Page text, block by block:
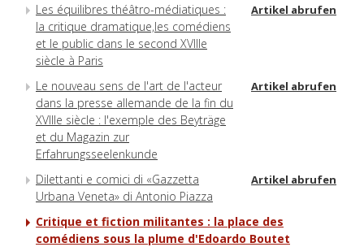
Les équilibres théâtro-médiatiques :
la critique dramatique,les comédiens
et le public dans le second XVIIIe
siècle à Paris
Artikel abrufen
Le nouveau sens de l'art de l'acteur
dans la presse allemande de la fin du
XVIIIe siècle : l'exemple des Beyträge
et du Magazin zur
Erfahrungsseelenkunde
Artikel abrufen
Dilettanti e comici di «Gazzetta
Urbana Veneta» di Antonio Piazza
Artikel abrufen
Critique et fiction militantes : la place des
comédiens sous la plume d'Edoardo Boutet